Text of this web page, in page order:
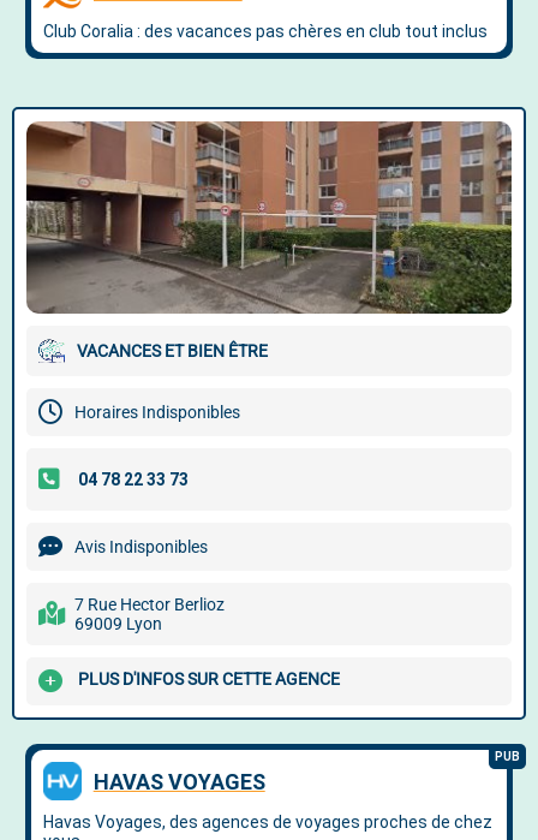
VACANCES ET BIEN ÊTRE
Horaires Indisponibles
Avis Indisponibles
7 Rue Hector Berlioz
69009 Lyon
PLUS D'INFOS SUR CETTE AGENCE